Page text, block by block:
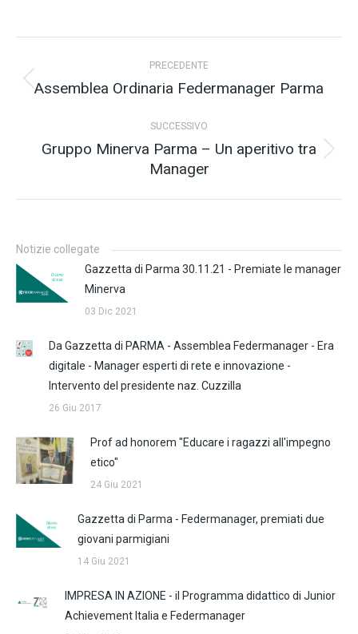
tra
post
PRECEDENTE
Post
Assemblea Ordinaria Federmanager Parma
SUCCESSIVO
Prossimo
post:
Gruppo Minerva Parma – Un aperitivo tra
Manager
Notizie collegate
Gazzetta di Parma 30.11.21 - Premiate le manager
Minerva
03 Dic 2021
Da Gazzetta di PARMA - Assemblea Federmanager - Era
digitale - Manager esperti di rete e innovazione -
Intervento del presidente naz. Cuzzilla
26 Giu 2017
Prof ad honorem "Educare i ragazzi all'impegno
etico"
24 Giu 2021
Gazzetta di Parma - Federmanager, premiati due
giovani parmigiani
14 Giu 2021
IMPRESA IN AZIONE - il Programma didattico di Junior
Achievement Italia e Federmanager